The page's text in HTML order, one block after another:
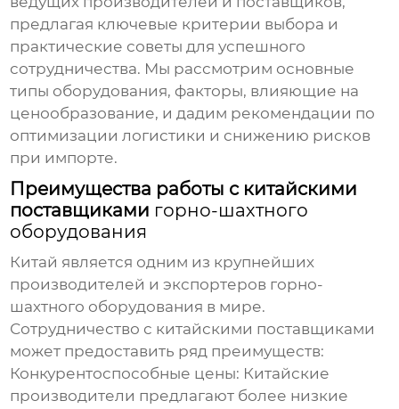
предлагая ключевые критерии выбора и
практические советы для успешного
сотрудничества. Мы рассмотрим основные
типы оборудования, факторы, влияющие на
ценообразование, и дадим рекомендации по
оптимизации логистики и снижению рисков
при импорте.
Преимущества работы с китайскими
поставщиками горно-шахтного
оборудования
Китай является одним из крупнейших
производителей и экспортеров горно-
шахтного оборудования в мире.
Сотрудничество с китайскими поставщиками
может предоставить ряд преимуществ:
Конкурентоспособные цены: Китайские
производители предлагают более низкие